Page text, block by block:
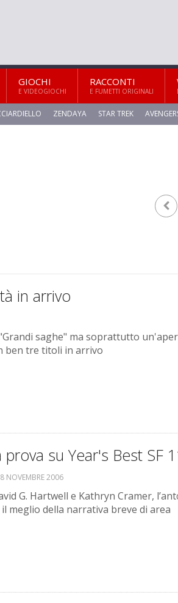
GIOCHI
E VIDEOGIOCHI
RACCONTI
E FUMETTI ORIGINALI
ZENDAYA STAR TREK
in arrivo
saghe" ma soprattutto
ben tre titoli in arrivo
su Year's Best SF
NOVEMBRE 2006
G. Hartwell e Kathryn Cramer,
meglio della narrativa breve di area